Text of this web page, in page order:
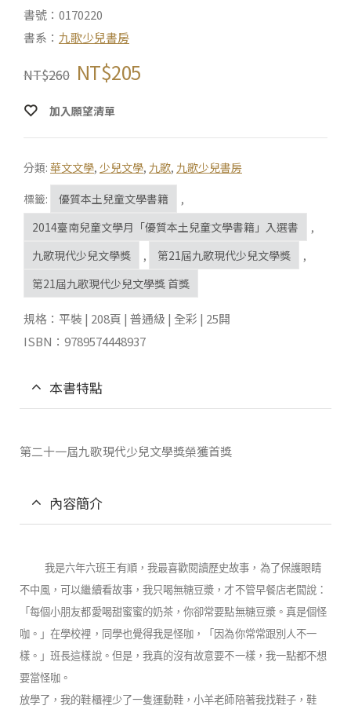
書號：0170220
書系： 九歌少兒書房
NT$260 NT$205
加入願望清單
分類: 華文文學, 少兒文學, 九歌, 九歌少兒書房
標籤:
優質本土兒童文學書籍
,
2014臺南兒童文學月「優質本土兒童文學書籍」入選書
,
九歌現代少兒文學獎
, 第21屆九歌現代少兒文學獎
,
第21屆九歌現代少兒文學獎 首獎
規格：平裝 | 208頁 | 普通級 | 全彩 | 25開
ISBN：9789574448937
本書特點
第二十一屆九歌現代少兒文學獎榮獲首獎
內容簡介
我是六年六班王有順，我最喜歡閱讀歷史故事，為了保護眼睛
不中風，可以繼續看故事，我只喝無糖豆漿，才不管早餐店老闆說：
「每個小朋友都愛喝甜蜜蜜的奶茶，你卻常要點無糖豆漿。真是個怪
咖。」在學校裡，同學也覺得我是怪咖，「因為你常常跟別人不一
樣。」班長這樣說。但是，我真的沒有故意要不一樣，我一點都不想
要當怪咖。
放學了，我的鞋櫃裡少了一隻運動鞋，小羊老師陪著我找鞋子，鞋